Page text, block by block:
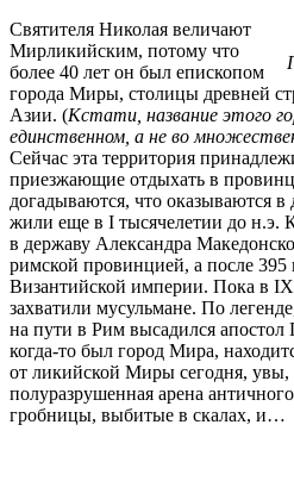
Святителя Николая величают
Мирликийским, потому что
более 40 лет он был епископом
города Миры, столицы древней
Азии. (Кстати, название этого
единственном, а не во
Сейчас эта территория
приезжающие отдыхать в
догадываются, что оказываются
жили еще в I тысячелетии до н.э.
в державу Александра
римской провинцией, а после 395
Византийской империи. Пока в
захватили мусульмане. По
на пути в Рим высадился апостол
когда-то был город Мира,
от ликийской Миры сегодня, увы,
полуразрушенная арена
гробницы, выбитые в скалах, и…